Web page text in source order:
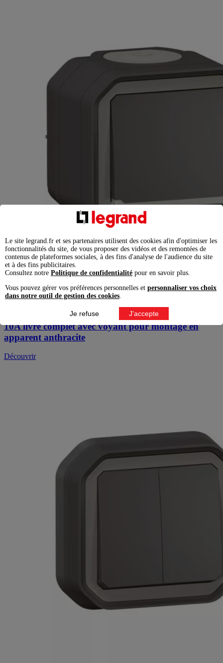
Réf : 0 700 28
Interrupteur ou va-et-vient lumineux étanche Plexo
10A livré complet avec voyant pour montage en
apparent anthracite
Découvrir
Le site legrand.fr et ses partenaires utilisent des cookies afin d'optimiser les
fonctionnalités du site, de vous proposer des vidéos et des remontées de
contenus de plateformes sociales, à des fins d'analyse de l'audience du site
et à des fins publicitaires.
Consultez notre Politique de confidentialité pour en savoir plus.
Vous pouvez gérer vos préférences personnelles et personnaliser vos choix
dans notre outil de gestion des cookies.
Je refuse J'accepte